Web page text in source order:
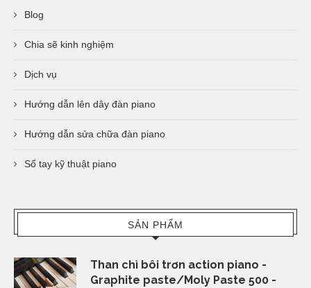
Blog
Chia sẽ kinh nghiệm
Dịch vụ
Hướng dẫn lên dây đàn piano
Hướng dẫn sửa chữa đàn piano
Sổ tay kỹ thuật piano
SẢN PHẨM
Than chì bôi trơn action piano -
Graphite paste/Moly Paste 500 -